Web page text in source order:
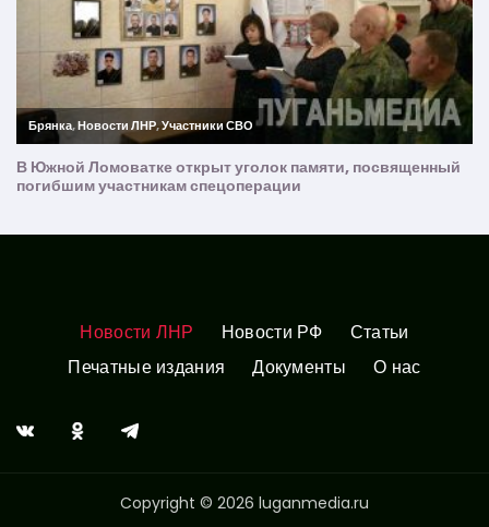
Новости ЛНР Новости РФ
Статьи
Печатные издания
Документы О нас
Copyright © 2026 luganmedia.ru